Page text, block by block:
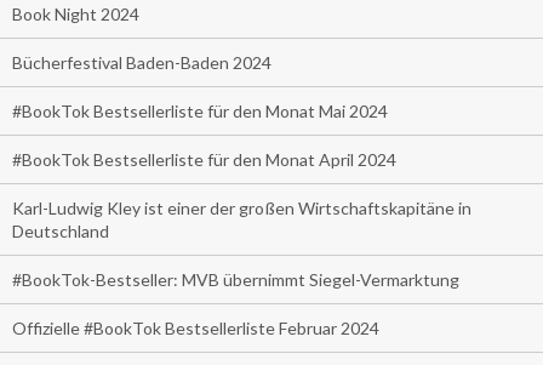
Book Night 2024
Bücherfestival Baden-Baden 2024
#BookTok Bestsellerliste für den Monat Mai 2024
#BookTok Bestsellerliste für den Monat April 2024
Karl-Ludwig Kley ist einer der großen Wirtschaftskapitäne in
Deutschland
#BookTok-Bestseller: MVB übernimmt Siegel-Vermarktung
Offizielle #BookTok Bestsellerliste Februar 2024